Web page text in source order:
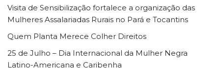
Visita de Sensibilização fortalece a organização das
Mulheres Assalariadas Rurais no Pará e Tocantins
Quem Planta Merece Colher Direitos
25 de Julho – Dia Internacional da Mulher Negra
Latino-Americana e Caribenha